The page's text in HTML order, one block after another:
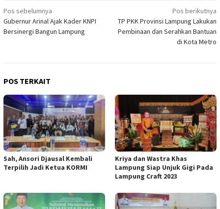
Navigasi
pos
Pos sebelumnya
Gubernur Arinal Ajak Kader KNPI
Bersinergi Bangun Lampung
Pos berikutnya
TP PKK Provinsi Lampung Lakukan
Pembinaan dan Serahkan Bantuan
di Kota Metro
POS TERKAIT
Sah, Ansori Djausal Kembali
Terpilih Jadi Ketua KORMI
Kriya dan Wastra Khas
Lampung Siap Unjuk Gigi Pada
Lampung Craft 2023